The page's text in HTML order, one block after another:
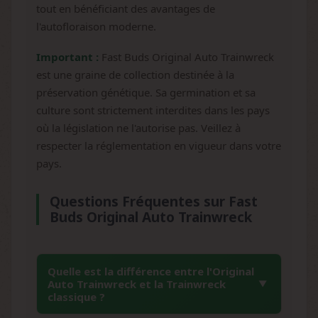
tout en bénéficiant des avantages de
l'autofloraison moderne.
Important : Fast Buds Original Auto Trainwreck
est une graine de collection destinée à la
préservation génétique. Sa germination et sa
culture sont strictement interdites dans les pays
où la législation ne l'autorise pas. Veillez à
respecter la réglementation en vigueur dans votre
pays.
Questions Fréquentes sur Fast
Buds Original Auto Trainwreck
Quelle est la différence entre l'Original
Auto Trainwreck et la Trainwreck
classique ?